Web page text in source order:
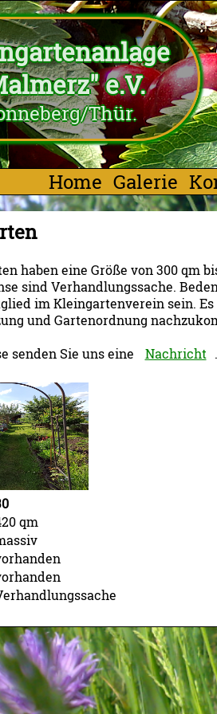
e.V.
Thür.
Home Galerie
haben eine Größe von 300 qm
sind Verhandlungssache.
im Kleingartenverein sein.
und Gartenordnung
senden Sie uns eine
Nachricht .
qm